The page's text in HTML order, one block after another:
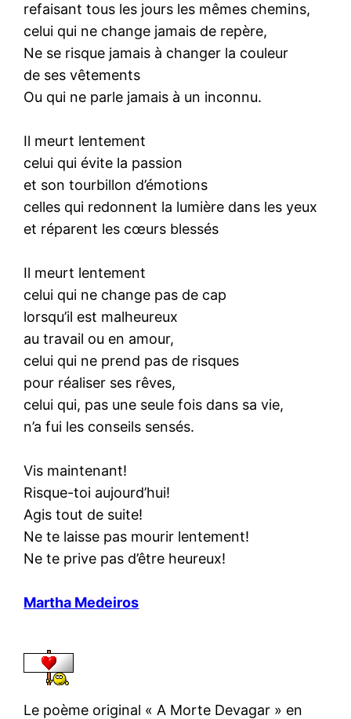
refaisant tous les jours les mêmes chemins,
celui qui ne change jamais de repère,
Ne se risque jamais à changer la couleur
de ses vêtements
Ou qui ne parle jamais à un inconnu.
Il meurt lentement
celui qui évite la passion
et son tourbillon d’émotions
celles qui redonnent la lumière dans les yeux
et réparent les cœurs blessés
Il meurt lentement
celui qui ne change pas de cap
lorsqu’il est malheureux
au travail ou en amour,
celui qui ne prend pas de risques
pour réaliser ses rêves,
celui qui, pas une seule fois dans sa vie,
n’a fui les conseils sensés.
Vis maintenant!
Risque-toi aujourd’hui!
Agis tout de suite!
Ne te laisse pas mourir lentement!
Ne te prive pas d’être heureux!
Martha Medeiros
Le poème original « A Morte Devagar » en